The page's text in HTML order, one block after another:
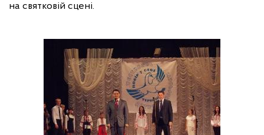
на святковій сцені.